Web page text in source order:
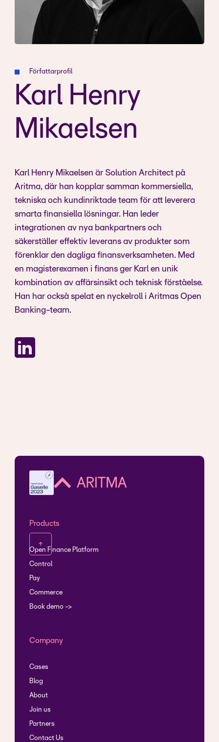
Författarprofil
Karl Henry
Mikaelsen
Karl Henry Mikaelsen är Solution Architect på
Aritma, där han kopplar samman kommersiella,
tekniska och kundinriktade team för att leverera
smarta finansiella lösningar. Han leder
integrationen av nya bankpartners och
säkerställer effektiv leverans av produkter som
förenklar den dagliga finansverksamheten. Med
en magisterexamen i finans ger Karl en unik
kombination av affärsinsikt och teknisk förståelse.
Han har också spelat en nyckelroll i Aritmas Open
Banking-team.
↑
Products
Open Finance Platform
Control
Pay
Commerce
Book demo ->
Company
Cases
Blog
About
Join us
Partners
Contact Us